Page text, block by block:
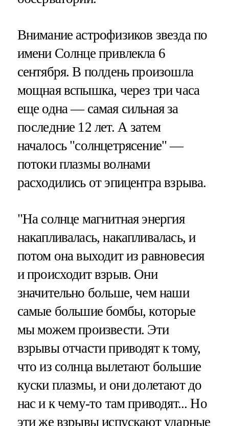
Внимание астрофизиков звезда по
имени Солнце привлекла 6
сентября. В полдень произошла
мощная вспышка, через три часа
еще одна — самая сильная за
последние 12 лет. А затем
началось "солнцетрясение" —
потоки плазмы волнами
расходились от эпицентра взрыва.
"На солнце магнитная энергия
накапливалась, накапливалась, и
потом она выходит из равновесия
и происходит взрыв. Они
значительно больше, чем наши
самые большие бомбы, которые
мы можем произвести. Эти
взрывы отчасти приводят к тому,
что из солнца вылетают большие
куски плазмы, и они долетают до
нас и к чему-то там приводят... Но
эти же взрывы испускают ударные